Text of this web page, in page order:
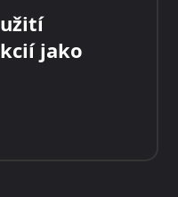
jako